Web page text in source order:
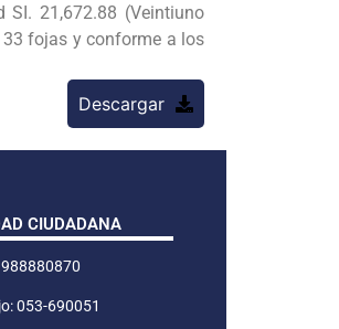
SI. 21,672.88 (Veintiuno
33fojas y conforme a los
Descargar
CIUDADANA
053-690051